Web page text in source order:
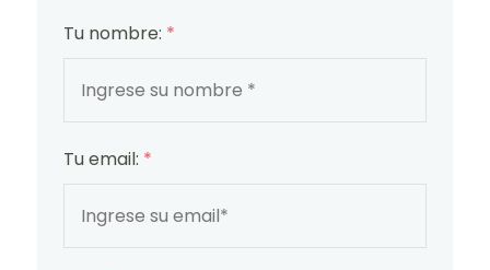
Tu nombre: *
Tu email: *